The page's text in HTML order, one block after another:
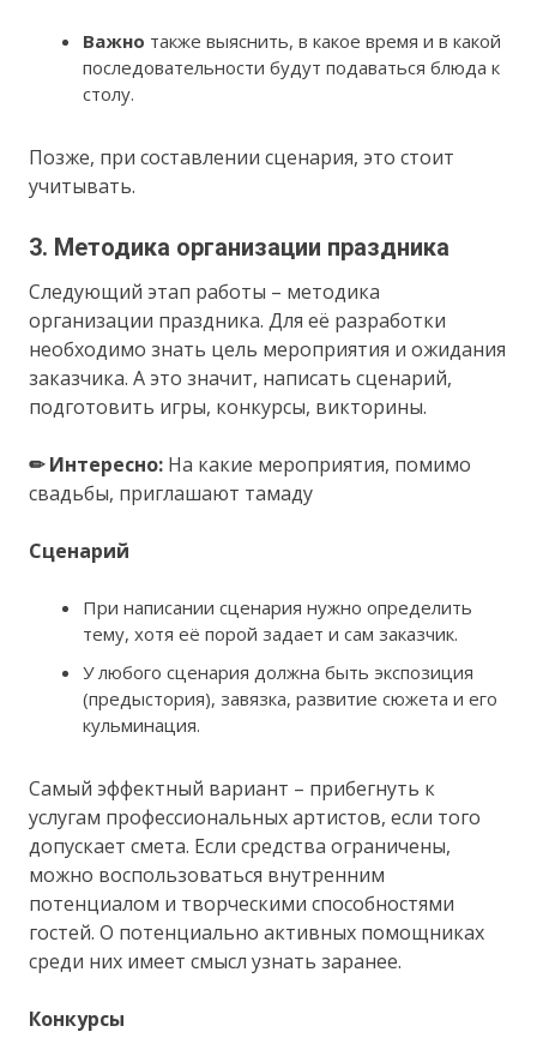
Важно также выяснить, в какое время и в какой
последовательности будут подаваться блюда к
столу.
Позже, при составлении сценария, это стоит
учитывать.
3. Методика организации праздника
Следующий этап работы – методика
организации праздника. Для её разработки
необходимо знать цель мероприятия и ожидания
заказчика. А это значит, написать сценарий,
подготовить игры, конкурсы, викторины.
✏ Интересно: На какие мероприятия, помимо
свадьбы, приглашают тамаду
Сценарий
При написании сценария нужно определить
тему, хотя её порой задает и сам заказчик.
У любого сценария должна быть экспозиция
(предыстория), завязка, развитие сюжета и его
кульминация.
Самый эффектный вариант – прибегнуть к
услугам профессиональных артистов, если того
допускает смета. Если средства ограничены,
можно воспользоваться внутренним
потенциалом и творческими способностями
гостей. О потенциально активных помощниках
среди них имеет смысл узнать заранее.
Конкурсы